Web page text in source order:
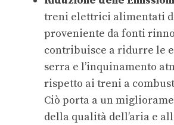
treni elettrici alimentati
proveniente da fonti
contribuisce a ridurre le
serra e l’inquinamento
rispetto ai treni a
Ciò porta a un
della qualità dell’aria e